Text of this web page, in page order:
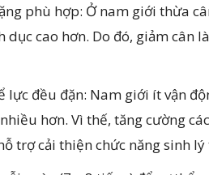
phù hợp: Ở nam giới thừa
dục cao hơn. Do đó, giảm cân
lực đều đặn: Nam giới ít vận
hơn. Vì thế, tăng cường
trợ cải thiện chức năng sinh lý